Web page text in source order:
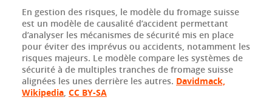
En gestion des risques, le modèle du fromage suisse
est un modèle de causalité d’accident permettant
d’analyser les mécanismes de sécurité mis en place
pour éviter des imprévus ou accidents, notamment les
risques majeurs. Le modèle compare les systèmes de
sécurité à de multiples tranches de fromage suisse
alignées les unes derrière les autres. Davidmack,
Wikipedia CC BY-SA